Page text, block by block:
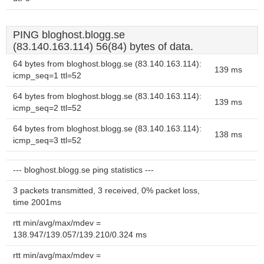
PING bloghost.blogg.se
(83.140.163.114) 56(84) bytes of data.
64 bytes from bloghost.blogg.se (83.140.163.114):
icmp_seq=1 ttl=52
139 ms
64 bytes from bloghost.blogg.se (83.140.163.114):
icmp_seq=2 ttl=52
139 ms
64 bytes from bloghost.blogg.se (83.140.163.114):
icmp_seq=3 ttl=52
138 ms
--- bloghost.blogg.se ping statistics ---
3 packets transmitted, 3 received, 0% packet loss,
time 2001ms
rtt min/avg/max/mdev =
138.947/139.057/139.210/0.324 ms
rtt min/avg/max/mdev =